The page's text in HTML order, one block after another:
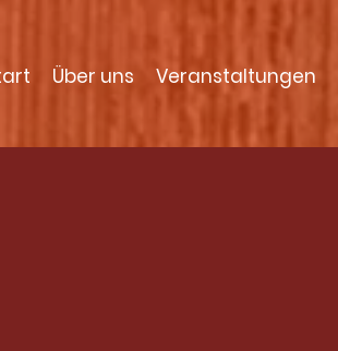
Über uns Veranstaltungen